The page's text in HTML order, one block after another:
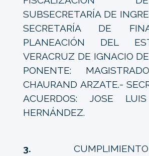
SUBSECRETARÍA DE
SECRETARÍA DE
PLANEACIÓN DEL
VERACRUZ DE IGNACIO
PONENTE:
CHAURAND ARZATE.-
ACUERDOS: JOSE
HERNÁNDEZ.
3.